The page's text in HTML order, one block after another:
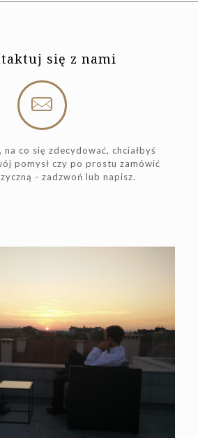
się z nami
na co się zdecydować, chciałbyś
pomysł czy po prostu zamówić
- zadzwoń lub napisz.